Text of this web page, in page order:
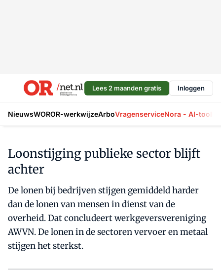
Lees 2 maanden gratis Inloggen
NieuwsWOROR-werkwijzeArboVragenserviceNora - AI-tool
Loonstijging publieke sector blijft
achter
De lonen bij bedrijven stijgen gemiddeld harder
dan de lonen van mensen in dienst van de
overheid. Dat concludeert werkgeversvereniging
AWVN. De lonen in de sectoren vervoer en metaal
stijgen het sterkst.